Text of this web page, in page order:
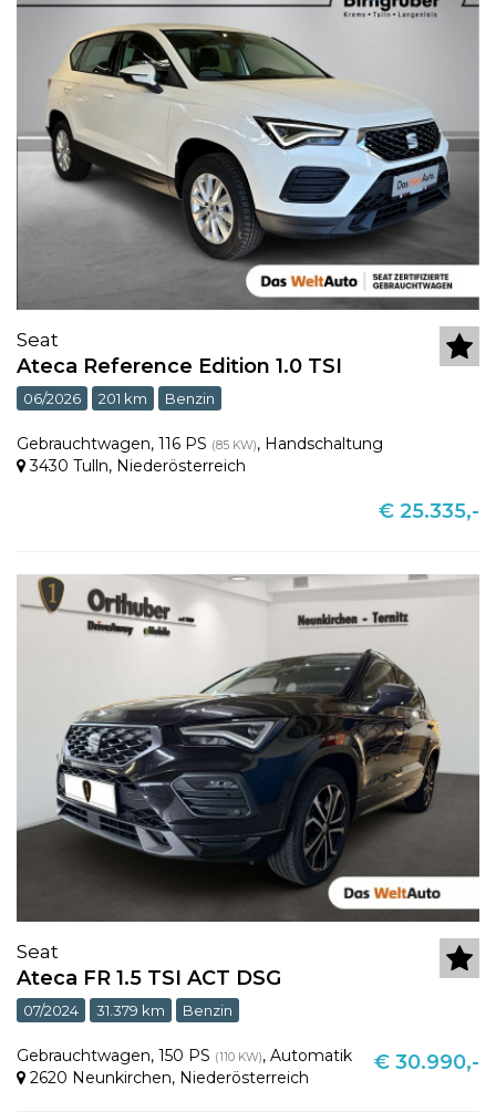
Seat
Ateca Reference Edition 1.0 TSI
06/2026 201 km Benzin
Gebrauchtwagen, 116 PS (85 KW), Handschaltung
3430 Tulln, Niederösterreich
€ 25.335,-
Seat
Ateca FR 1.5 TSI ACT DSG
07/2024 31.379 km Benzin
Gebrauchtwagen, 150 PS (110 KW), Automatik
2620 Neunkirchen, Niederösterreich
€ 30.990,-